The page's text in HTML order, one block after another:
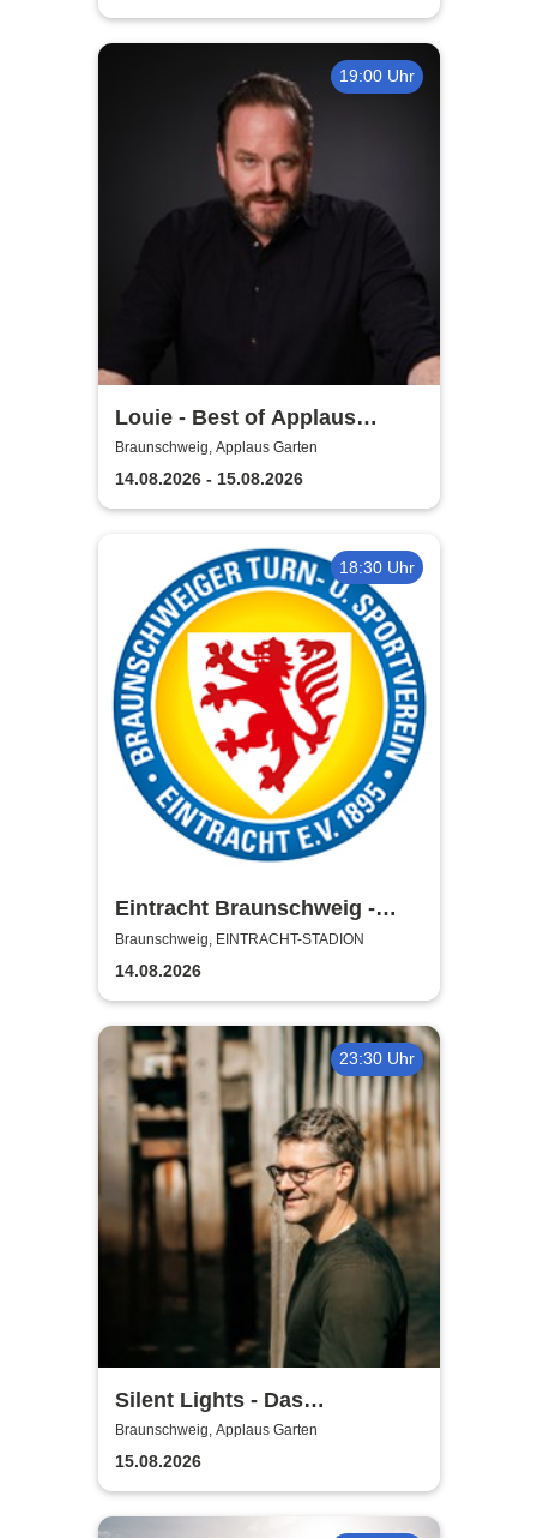
19:00 Uhr
Louie - Best of Applaus
Garten
Braunschweig, Applaus Garten
14.08.2026 - 15.08.2026
18:30 Uhr
Eintracht Braunschweig -
Saison 2026/27
Braunschweig, EINTRACHT-STADION
14.08.2026
23:30 Uhr
Silent Lights - Das
Mitternachtskonzert
Braunschweig, Applaus Garten
15.08.2026